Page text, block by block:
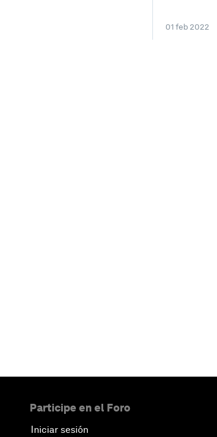
01 feb 2022
Participe en el Foro
Iniciar sesión